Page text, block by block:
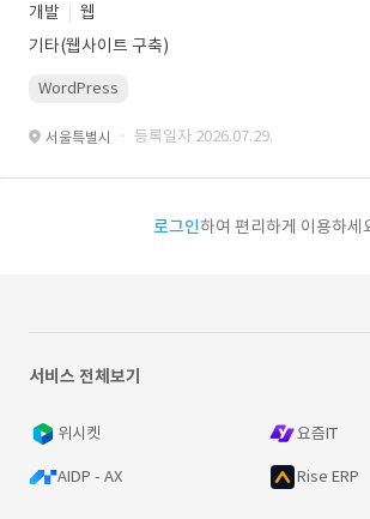
개발
웹
기타(웹사이트 구축)
WordPress
서울특별시 · 등록일자 2026.07.29.
로그인하여 편리하게 이용하세
서비스 전체보기
위시켓 요즘IT
AIDP - AX Rise ERP